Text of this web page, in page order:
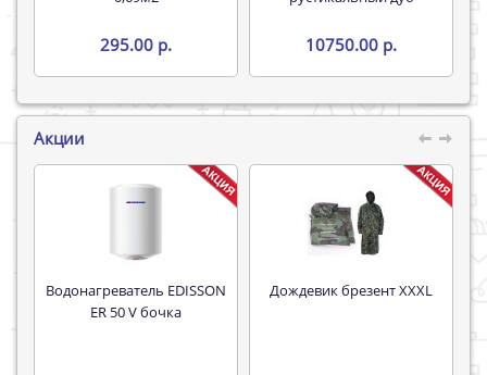
295.00 р. 10750.00 р.
Акции
Водонагреватель EDISSON
ER 50 V бочка
Дождевик брезент XXXL